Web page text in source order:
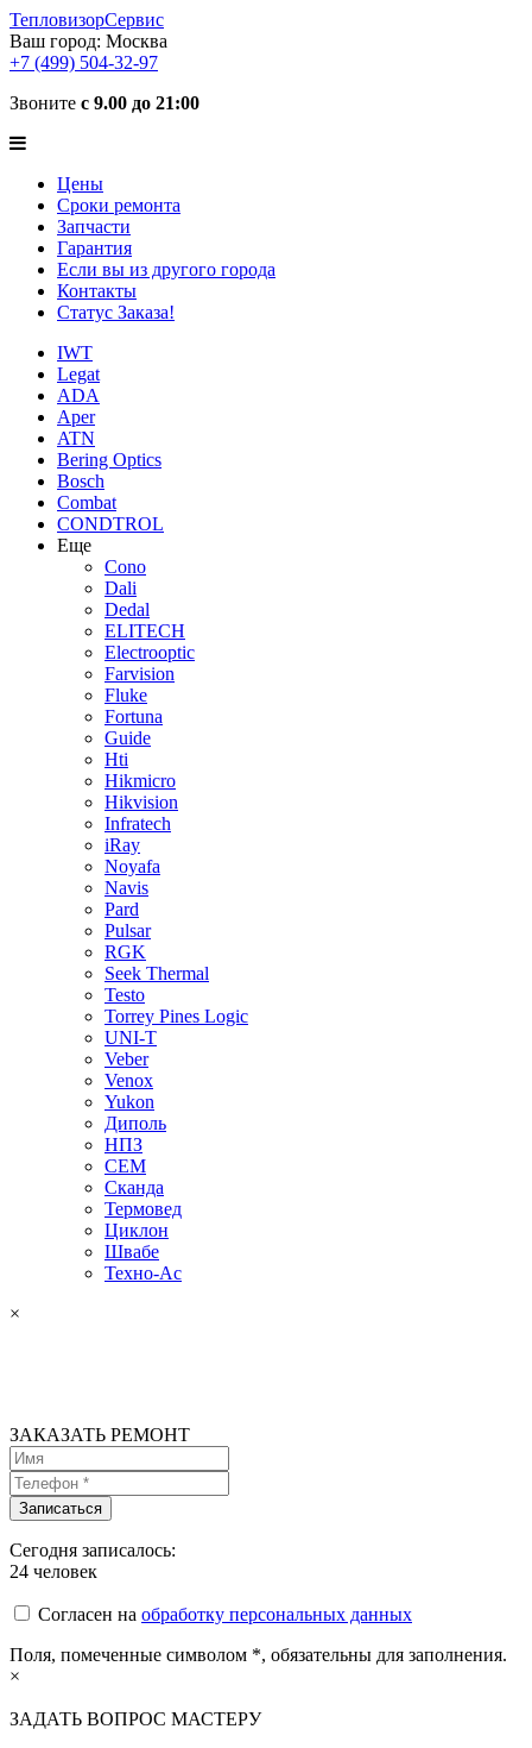
ТепловизорСервис
Ваш город: Москва
+7 (499) 504-32-97
Звоните с 9.00 до 21:00
Цены
Сроки ремонта
Запчасти
Гарантия
Если вы из другого города
Контакты
Статус Заказа!
IWT
Legat
ADA
Aper
ATN
Bering Optics
Bosch
Combat
CONDTROL
Еще
Cono
Dali
Dedal
ELITECH
Electrooptic
Farvision
Fluke
Fortuna
Guide
Hti
Hikmicro
Hikvision
Infratech
iRay
Noyafa
Navis
Pard
Pulsar
RGK
Seek Thermal
Testo
Torrey Pines Logic
UNI-T
Veber
Venox
Yukon
Диполь
НПЗ
СЕМ
Сканда
Термовед
Циклон
Швабе
Техно-Ас
×
ЗАКАЗАТЬ РЕМОНТ
Сегодня записалось:
24 человек
Согласен на обработку персональных данных
Поля, помеченные символом *, обязательны для заполнения.
×
ЗАДАТЬ ВОПРОС МАСТЕРУ